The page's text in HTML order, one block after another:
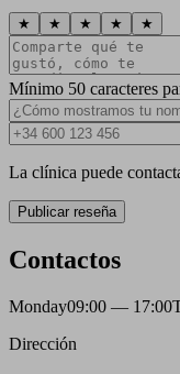
★ ★ ★ ★ ★
Mínimo 50 caracteres
La clínica puede
Publicar reseña
Contactos
Monday09:00 — 17:00
Dirección